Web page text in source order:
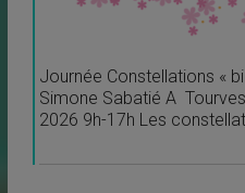
Journée Constellations «
Simone Sabatié A
2026 9h-17h Les